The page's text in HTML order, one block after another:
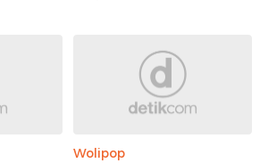
Wolipop